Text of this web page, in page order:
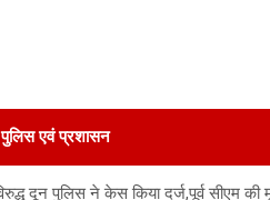
पुलिस एवं प्रशासन
दून पुलिस ने केस किया दर्ज,पूर्व सीएम